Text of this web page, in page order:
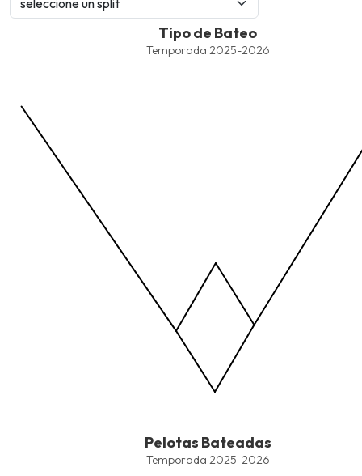
The chart has 1 X axis displaying values. Data ranges from -
The chart has 1 Y axis displaying values. Data ranges from -
Tipo de Bateo
Temporada 2025-2026
Pelotas Bateadas
Temporada 2025-2026